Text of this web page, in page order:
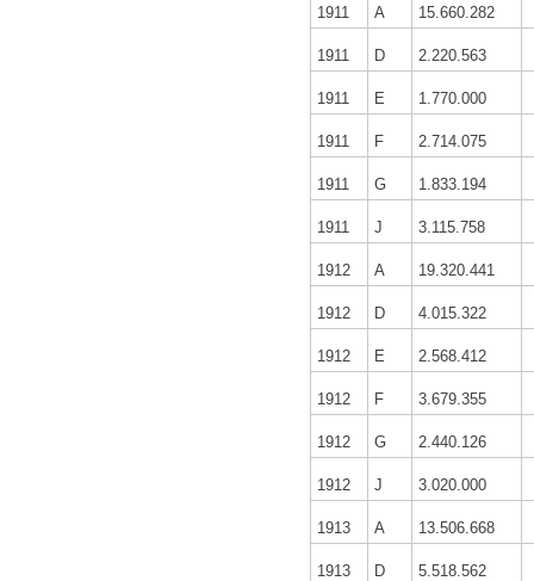
1911 A 15.660.282
1911 D 2.220.563
1911 E 1.770.000
1911 F 2.714.075
1911 G 1.833.194
1911 J 3.115.758
1912 A 19.320.441
1912 D 4.015.322
1912 E 2.568.412
1912 F 3.679.355
1912 G 2.440.126
1912 J 3.020.000
1913 A 13.506.668
1913 D 5.518.562